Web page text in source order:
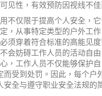
见性，有效预防因视线不佳
不仅限于提高个人安全，
，从事特定类型的户外工
须穿着符合标准的高能见
会妨碍工作人员的活动自
，工作人员不仅能够保护
而受到处罚。因此，每个户
安全与遵守职业安全法规的